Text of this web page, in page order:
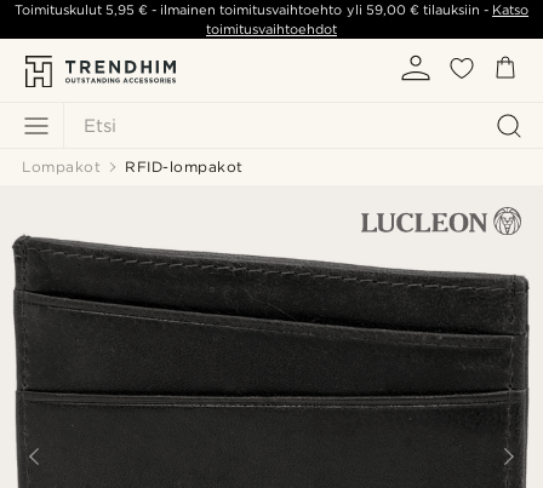
Etsi
Toimituskulut5,95 € - ilmainen toimitusvaihtoehto yli 59,00 €tilauksiin - Katso
toimitusvaihtoehdot
Lompakot RFID-lompakot